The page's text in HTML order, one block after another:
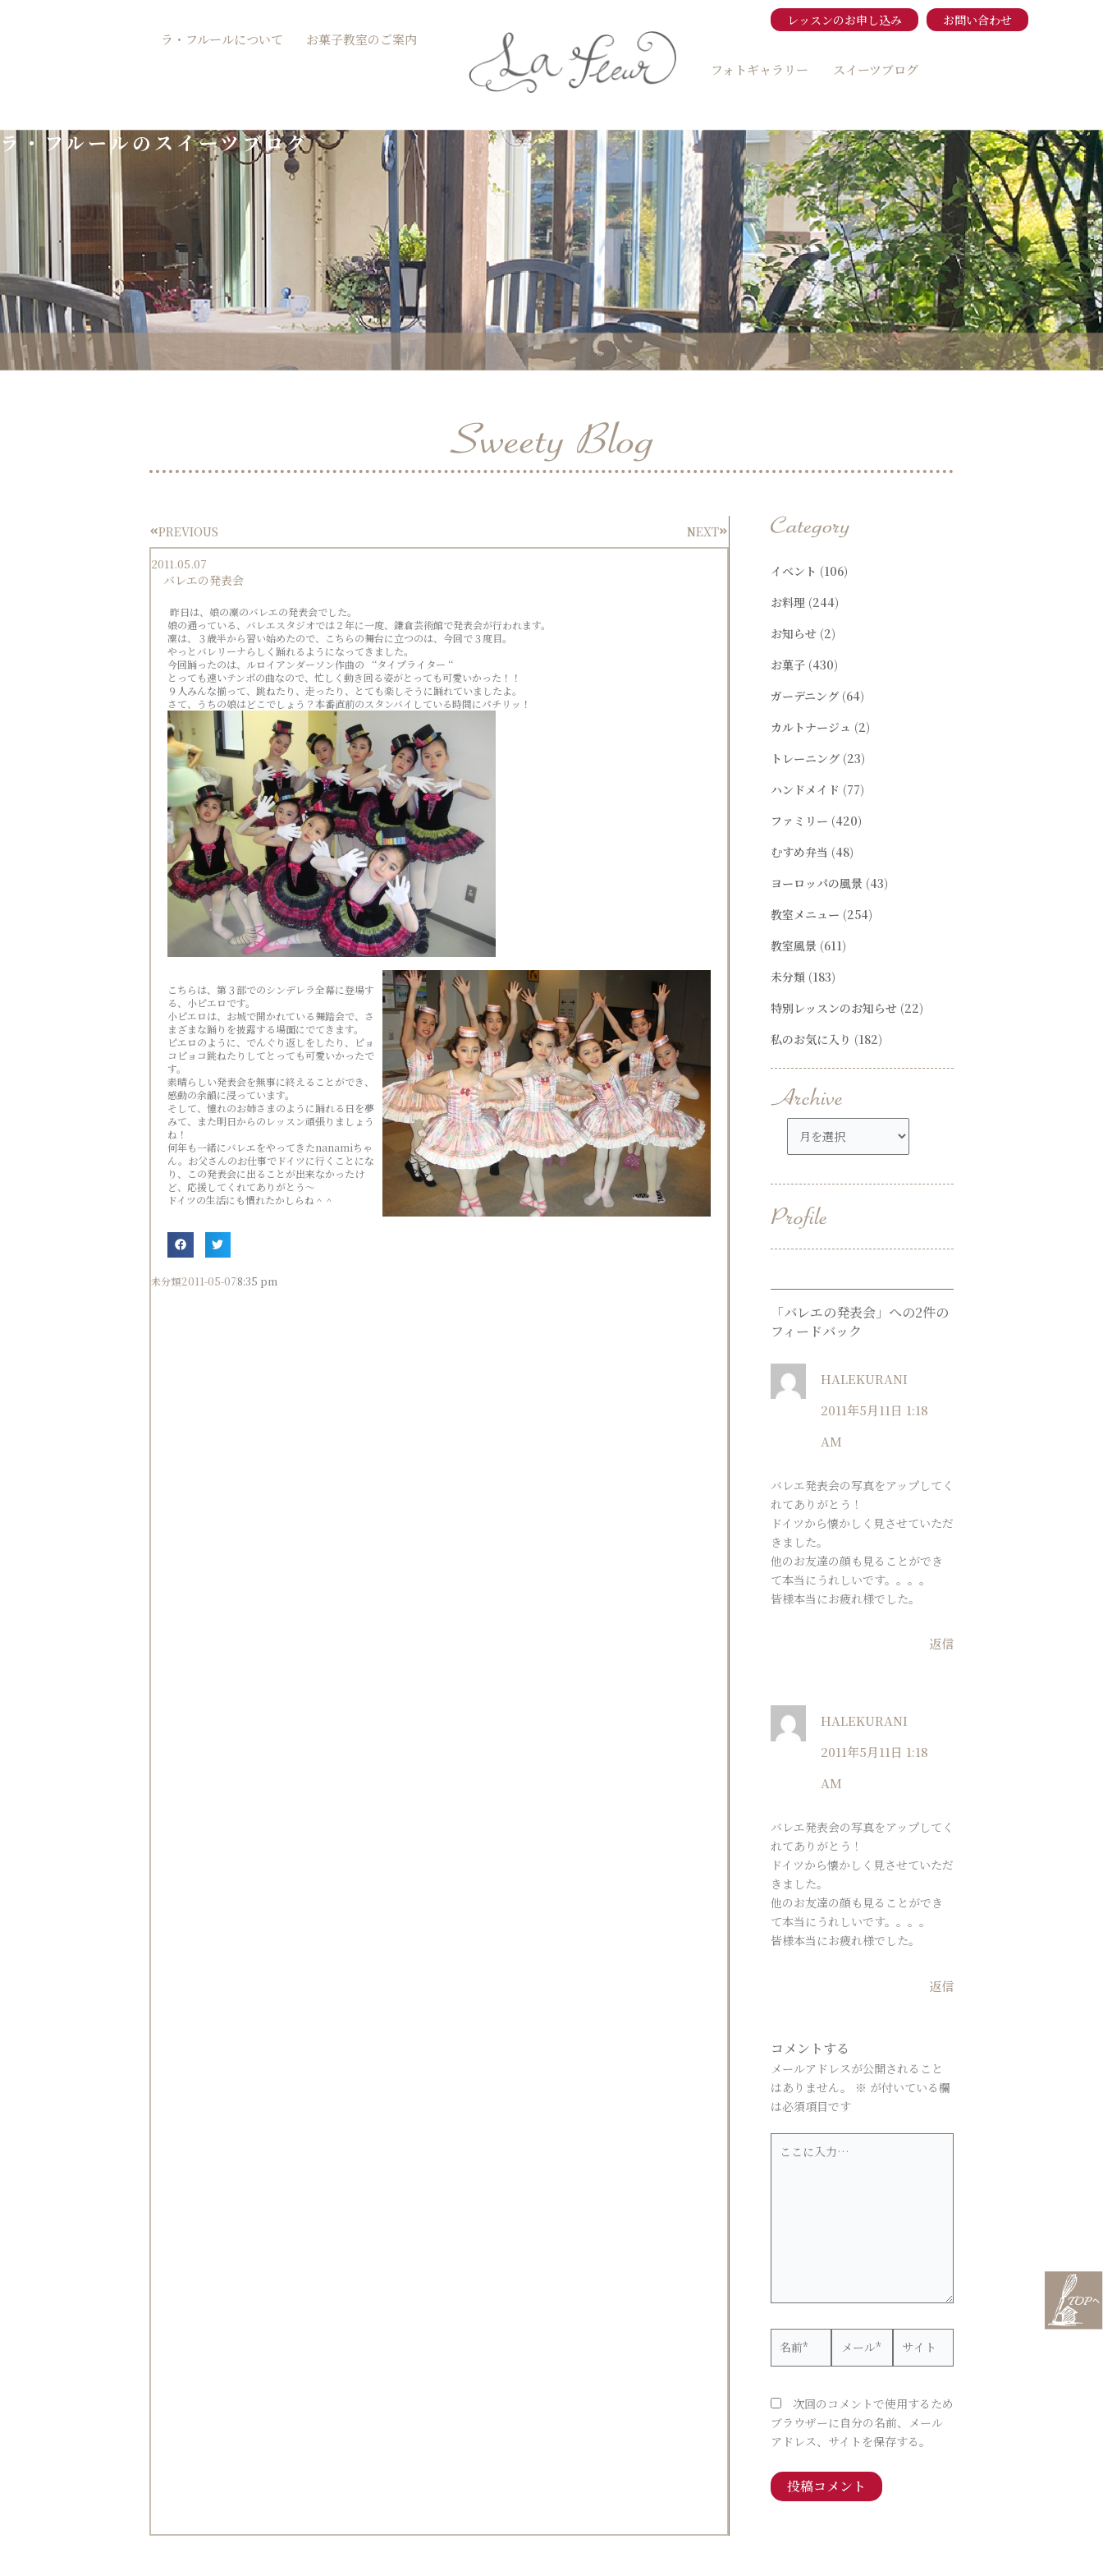
キ
レッスンのお申し込み お問い合わせ
ラ・フルールについて お菓子教室のご案内 Open お菓子教室のご案内
フォトギャラリー スイーツブログ
ラ・フルールのスイーツブログ
PrevPREVIOUS NEXTNext
2011.05.07
バレエの発表会
昨日は、娘の凜のバレエの発表会でした。
娘の通っている、バレエスタジオでは２年に一度、鎌倉芸術館で発表会が行われます。
凜は、３歳半から習い始めたので、こちらの舞台に立つのは、今回で３度目。
やっとバレリーナらしく踊れるようになってきました。
今回踊ったのは、ルロイアンダーソン作曲の ‘‘タイプライター ‘‘
とっても速いテンポの曲なので、忙しく動き回る姿がとっても可愛いかった！！
９人みんな揃って、跳ねたり、走ったり、とても楽しそうに踊れていましたよ。
さて、うちの娘はどこでしょう？本番直前のスタンバイしている時間にパチリッ！
こちらは、第３部でのシンデレラ全幕に登場す
る、小ピエロです。
小ピエロは、お城で開かれている舞踏会で、さ
まざまな踊りを披露する場面にでてきます。
ピエロのように、でんぐり返しをしたり、ピョ
コピョコ跳ねたりしてとっても可愛いかったで
す。
素晴らしい発表会を無事に終えることができ、
感動の余韻に浸っています。
そして、憧れのお姉さまのように踊れる日を夢
みて、また明日からのレッスン頑張りましょう
ね！
何年も一緒にバレエをやってきたnanamiちゃ
ん。お父さんのお仕事でドイツに行くことにな
り、この発表会に出ることが出来なかったけ
ど、応援してくれてありがとう～
ドイツの生活にも慣れたかしらね＾＾
未分類2011-05-078:35 pm
イベント (106)
お料理 (244)
お知らせ (2)
お菓子(430)
ガーデニング(64)
カルトナージュ (2)
トレーニング(23)
ハンドメイド (77)
ファミリー (420)
むすめ弁当 (48)
ヨーロッパの風景 (43)
教室メニュー (254)
教室風景 (611)
未分類(183)
特別レッスンのお知らせ (22)
私のお気に入り (182)
カ
ブ
「バレエの発表会」への2件の
フィードバック
HALEKURANI
2011年5月11日 1:18
AM
バレエ発表会の写真をアップしてく
れてありがとう！
ドイツから懐かしく見させていただ
きました。
他のお友達の顔も見ることができ
て本当にうれしいです。。。。
皆様本当にお疲れ様でした。
返信
HALEKURANI
2011年5月11日 1:18
AM
バレエ発表会の写真をアップしてく
れてありがとう！
ドイツから懐かしく見させていただ
きました。
他のお友達の顔も見ることができ
て本当にうれしいです。。。。
皆様本当にお疲れ様でした。
返信
コメントする
メールアドレスが公開されること
はありません。
※ が付いている欄
は必須項目です
前
次回のコメントで使用するため
ブラウザーに自分の名前、メール
アドレス、サイトを保存する。